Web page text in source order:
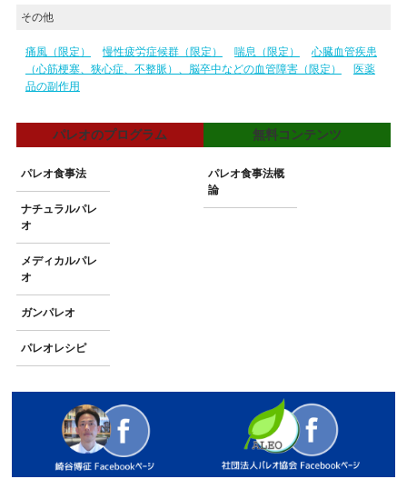
その他
痛風（限定） 慢性疲労症候群（限定） 喘息（限定）
心臓血管疾患
（心筋梗塞、狭心症、不整脈）、脳卒中などの血管障害（限定）
医薬
品の副作用
パレオのプログラム
パレオ食事法
ナチュラルパレ
オ
メディカルパレ
オ
ガンパレオ
パレオレシピ
無料コンテンツ
パレオ食事法概
論